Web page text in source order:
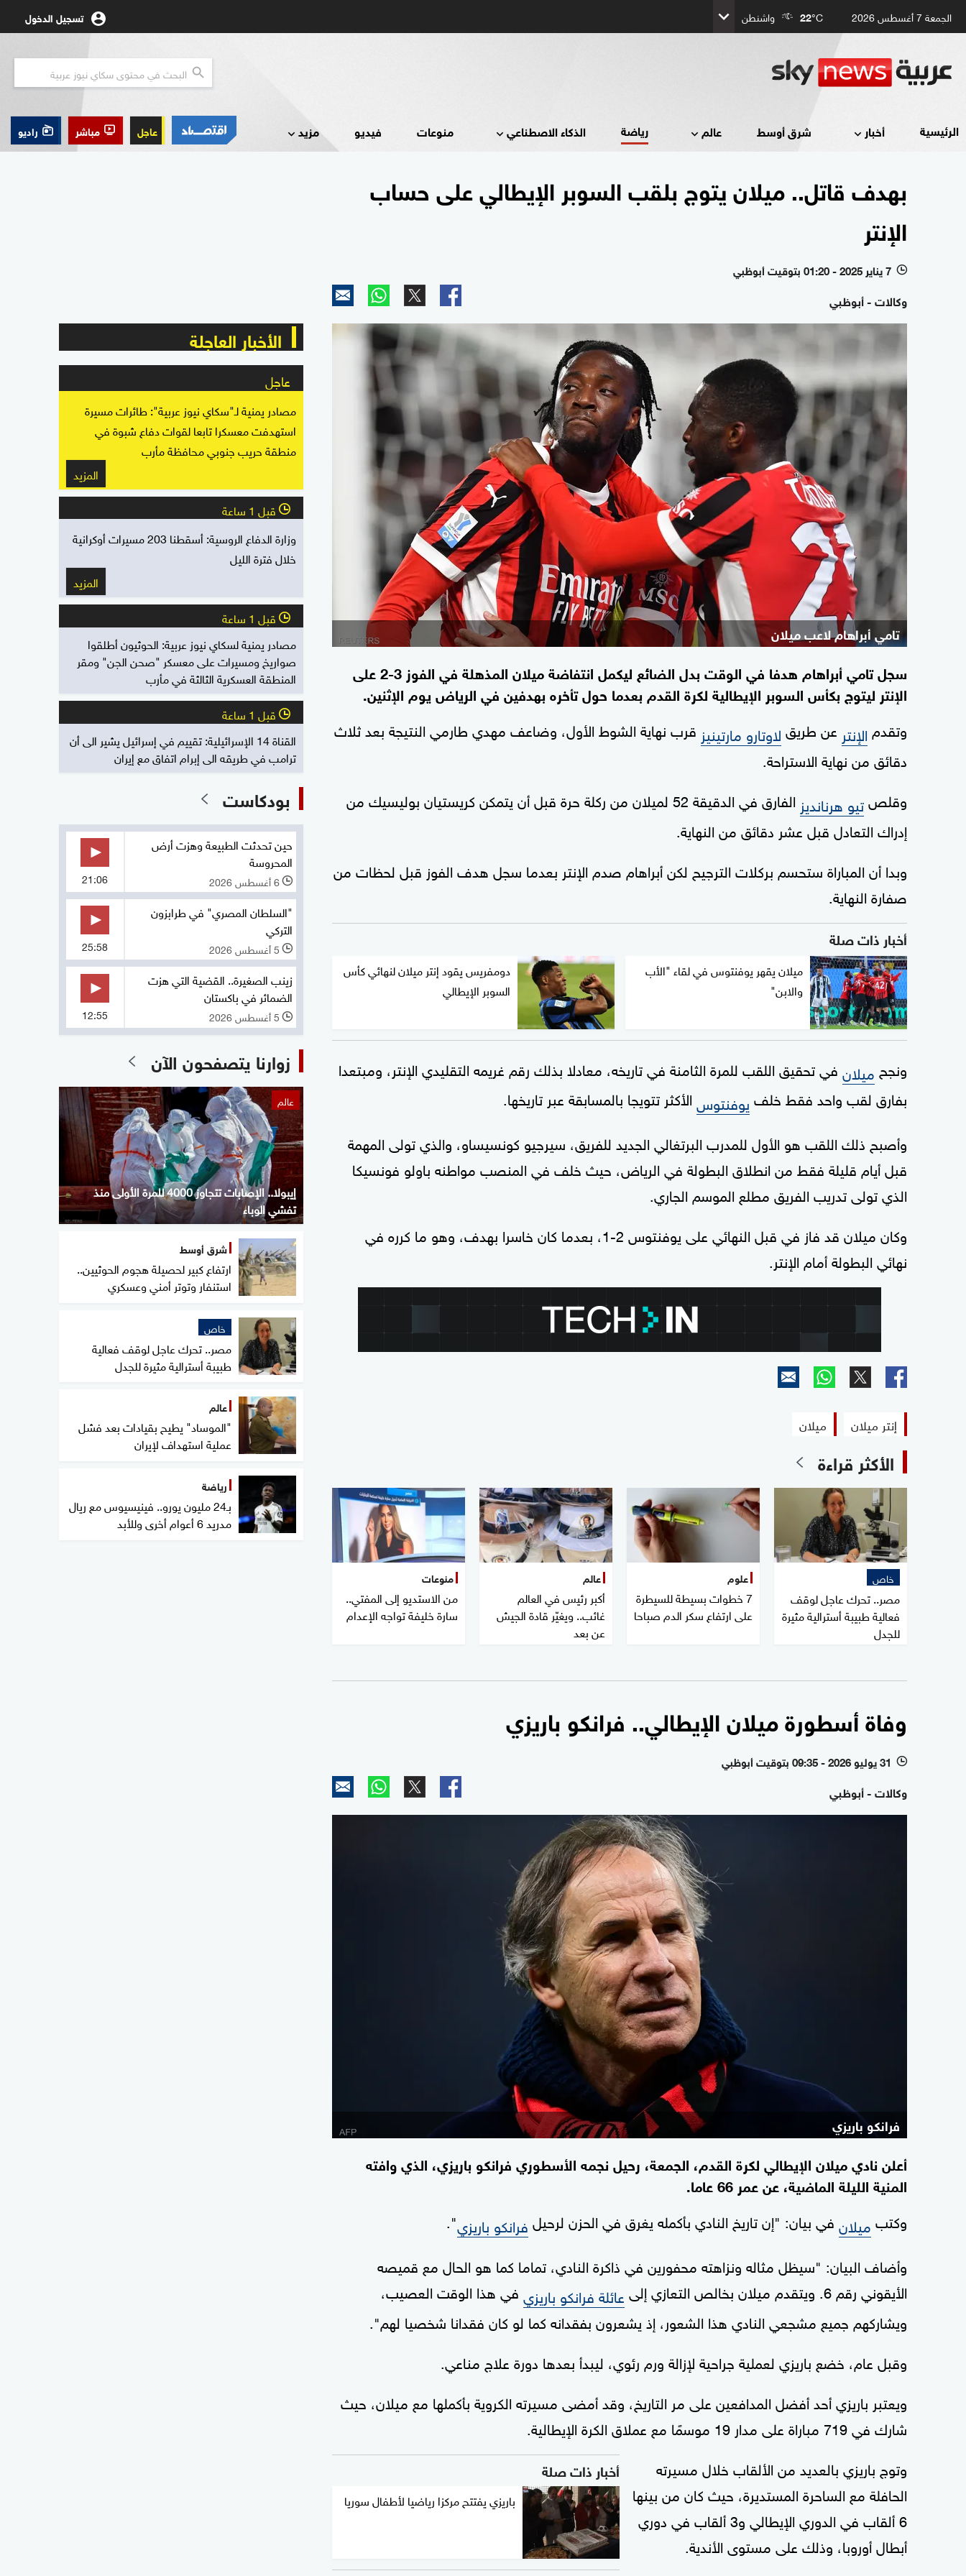
الجمعة 7 أغسطس 2026 22°C واشنطن تسجيل الدخول
الرئيسية أخبار شرق أوسط عالم رياضة الذكاء الاصطناعي منوعات فيديو مزيد عاجل مباشر راديو
بهدف قاتل.. ميلان يتوج بلقب السوبر الإيطالي على حساب
الإنتر
l 7 يناير 2025 - 01:20 بتوقيت أبوظبي
وكالات - أبوظبي
تامي أبراهام لاعب ميلان
سجل تامي أبراهام هدفا في الوقت بدل الضائع ليكمل انتفاضة ميلان المذهلة في الفوز 3-2 على
الإنتر ليتوج بكأس السوبر الإيطالية لكرة القدم بعدما حول تأخره بهدفين في الرياض يوم الإثنين.
وتقدم الإنتر عن طريق لاوتارو مارتينيز قرب نهاية الشوط الأول، وضاعف مهدي طارمي النتيجة بعد ثلاث
دقائق من نهاية الاستراحة.
وقلصتيو هرنانديز
الفارق في الدقيقة 52 لميلان من ركلة حرة قبل أن يتمكن كريستيان بوليسيك من
إدراك التعادل قبل عشر دقائق من النهاية.
وبدا أن المباراة ستحسم بركلات الترجيح لكن أبراهام صدم الإنتر بعدما سجل هدف الفوز قبل لحظات من
صفارة النهاية.
أخبار ذات صلة
ميلان يقهر يوفنتوس في لقاء "الأب
والابن"
دومفريس يقود إنتر ميلان لنهائي كأس
السوبر الإيطالي
ونجح ميلان في تحقيق اللقب للمرة الثامنة في تاريخه، معادلا بذلك رقم غريمه التقليدي الإنتر، ومبتعدا
بفارق لقب واحد فقط خلف يوفنتوس الأكثر تتويجا بالمسابقة عبر تاريخها.
وأصبح ذلك اللقب هو الأول للمدرب البرتغالي الجديد للفريق، سيرجيو كونسيساو، والذي تولى المهمة
قبل أيام قليلة فقط من انطلاق البطولة في الرياض، حيث خلف في المنصب مواطنه باولو فونسيكا
الذي تولى تدريب الفريق مطلع الموسم الجاري.
وكان ميلان قد فاز في قبل النهائي على يوفنتوس 2-1، بعدما كان خاسرا بهدف، وهو ما كرره في
نهائي البطولة أمام الإنتر.
إنتر ميلان ميلان
الأكثر قراءة
خاص
مصر.. تحرك عاجل لوقف
فعالية طبيبة أسترالية مثيرة
للجدل
علوم
7 خطوات بسيطة للسيطرة
على ارتفاع سكر الدم صباحا
عالم
أكبر رئيس في العالم
غائب.. ويغيّر قادة الجيش
عن بعد
منوعات
من الاستديو إلى المفتي..
سارة خليفة تواجه الإعدام
وفاة أسطورة ميلان الإيطالي.. فرانكو باريزي
l 31 يوليو 2026 - 09:35 بتوقيت أبوظبي
وكالات - أبوظبي
فرانكو باريزي
أعلن نادي ميلان الإيطالي لكرة القدم، الجمعة، رحيل نجمه الأسطوري فرانكو باريزي، الذي وافته
المنية الليلة الماضية، عن عمر 66 عاما.
وكتب ميلان في بيان: "إن تاريخ النادي بأكمله يغرق في الحزن لرحيل فرانكو باريزي".
وأضاف البيان: "سيظل مثاله ونزاهته محفورين في ذاكرة النادي، تماما كما هو الحال مع قميصه
الأيقوني رقم 6. ويتقدم ميلان بخالص التعازي إلى
عائلة فرانكو باريزي في هذا الوقت العصيب،
ويشاركهم جميع مشجعي النادي هذا الشعور، إذ يشعرون بفقدانه كما لو كان فقدانا شخصيا لهم".
وقبل عام، خضع باريزي لعملية جراحية لإزالة ورم رئوي، ليبدأ بعدها دورة علاج مناعي.
ويعتبر باريزي أحد أفضل المدافعين على مر التاريخ، وقد أمضى مسيرته الكروية بأكملها مع ميلان، حيث
شارك في 719 مباراة على مدار 19 موسمًا مع عملاق الكرة الإيطالية.
أخبار ذات صلة
باريزي يفتتح مركزا رياضيا لأطفال سوريا
وتوج باريزي بالعديد من الألقاب خلال مسيرته
الحافلة مع الساحرة المستديرة، حيث كان من بينها
6 ألقاب في الدوري الإيطالي و3 ألقاب في دوري
أبطال أوروبا، وذلك على مستوى الأندية.
الأخبار العاجلة
عاجل
مصادر يمنية لـ"سكاي نيوز عربية": طائرات مسيرة
استهدفت معسكرا تابعا لقوات دفاع شبوة في
منطقة حريب جنوبي محافظة مأرب
المزيد
l قبل 1 ساعة
وزارة الدفاع الروسية: أسقطنا 203 مسيرات أوكرانية
خلال فترة الليل
المزيد
l قبل 1 ساعة
مصادر يمنية لسكاي نيوز عربية: الحوثيون أطلقوا
صواريخ ومسيرات على معسكر "صحن الجن" ومقر
المنطقة العسكرية الثالثة في مأرب
l قبل 1 ساعة
القناة 14 الإسرائيلية: تقييم في إسرائيل يشير الى أن
ترامب في طريقه الى إبرام اتفاق مع إيران
بودكاست
حين تحدثت الطبيعة وهزت أرض
المحروسة
l 6 أغسطس 2026 21:06
"السلطان المصري" في طرابزون
التركي
l 5 أغسطس 2026 25:58
زينب الصغيرة.. القضية التي هزت
الضمائر في باكستان
l 5 أغسطس 2026 12:55
زوارنا يتصفحون الآن
عالم
إيبولا.. الإصابات تتجاوز 4000 للمرة الأولى منذ
تفشي الوباء
شرق أوسط
ارتفاع كبير لحصيلة هجوم الحوثيين..
استنفار وتوتر أمني وعسكري
خاص
مصر.. تحرك عاجل لوقف فعالية
طبيبة أسترالية مثيرة للجدل
عالم
"الموساد" يطيح بقيادات بعد فشل
عملية استهداف لإيران
رياضة
بـ24 مليون يورو.. فينيسيوس مع ريال
مدريد 6 أعوام أخرى وللأبد